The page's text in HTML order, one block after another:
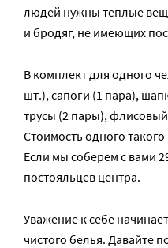
людей нужны теплые
и бродяг, не имеющих
В комплект для одного
шт.), сапоги (1 пара),
трусы (2 пары),
Стоимость одного
Если мы соберем с вами
постояльцев центра.
Уважение к себе
чистого белья. Давайте